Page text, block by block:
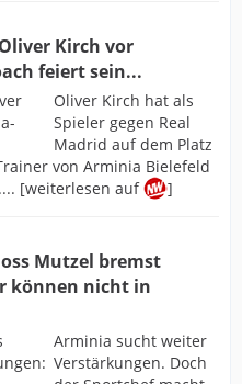
Kirch vor
feiert sein...
Oliver Kirch hat als
Spieler gegen Real
Madrid auf dem Platz
von Arminia Bielefeld
[weiterlesen auf
]
Mutzel bremst
können nicht in
Arminia sucht weiter
Verstärkungen. Doch